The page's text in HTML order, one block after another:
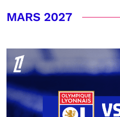
MARS 2027